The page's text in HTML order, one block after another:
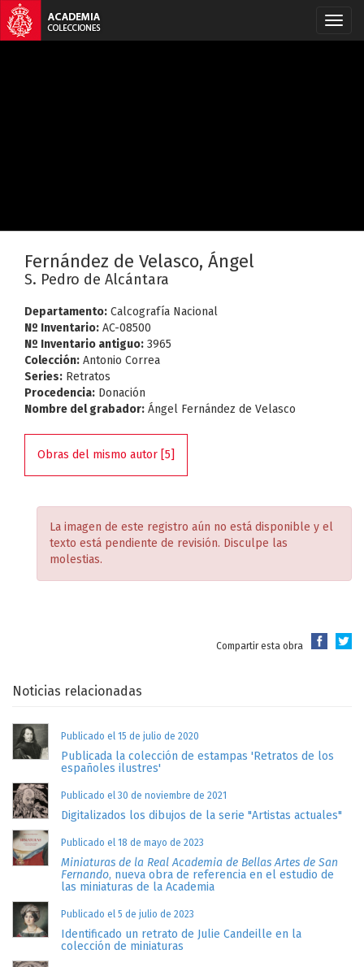
Fernández de Velasco, Ángel
S. Pedro de Alcántara
Departamento: Calcografía Nacional
Nº Inventario: AC-08500
Nº Inventario antiguo: 3965
Colección: Antonio Correa
Series: Retratos
Procedencia: Donación
Nombre del grabador: Ángel Fernández de Velasco
Obras del mismo autor [5]
La imagen de este registro aún no está disponible y el
texto está pendiente de revisión. Disculpe las
molestias.
Compartir esta obra
Noticias relacionadas
Publicado el 15 de julio de 2020
Publicada la colección de estampas 'Retratos de los
españoles ilustres'
Publicado el 30 de noviembre de 2021
Digitalizados los dibujos de la serie "Artistas actuales"
Publicado el 18 de mayo de 2023
Miniaturas de la Real Academia de Bellas Artes de San
Fernando, nueva obra de referencia en el estudio de
las miniaturas de la Academia
Publicado el 5 de julio de 2023
Identificado un retrato de Julie Candeille en la
colección de miniaturas